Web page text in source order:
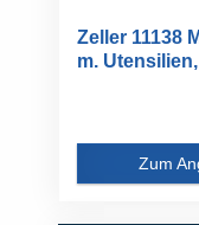
Zeller 11138
m.
Zum